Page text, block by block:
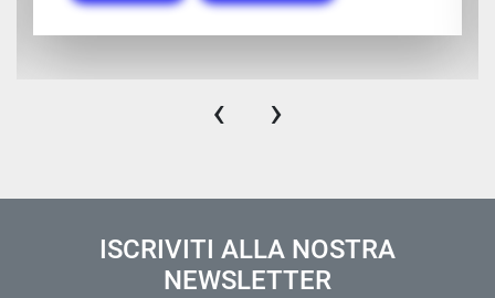
‹ ›
ISCRIVITI ALLA NOSTRA
NEWSLETTER